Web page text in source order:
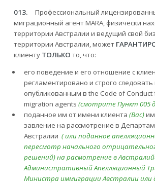
013.Профессиональный
миграционный агент MARA, физически
территории Австралии и ведущий свой
территории Австралии, может
клиенту ТОЛЬКО то, что:
его поведение и его отношение с
регламентировано и строго
опубликованным в the Code of
migration agents (смотрите Пункт 005
поданное им от имени клиента (Вас)
завление на рассмотрение в
Австралии ( или поданное
пересмотр начального
решений) на расмотрение в
Административный Апелляционный
Министра иммиграции Австралии или